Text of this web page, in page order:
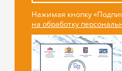
Нажимая кнопку
на обработку